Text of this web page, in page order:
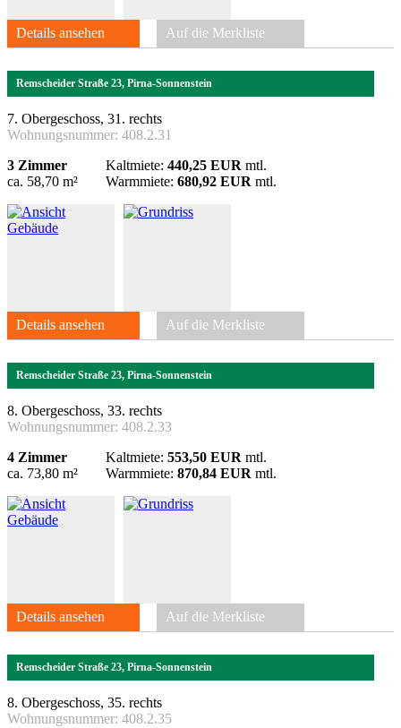
Details ansehen Auf die Merkliste
Remscheider Straße 23, Pirna-Sonnenstein
7. Obergeschoss, 31. rechts
Wohnungsnummer: 408.2.31
3 Zimmer
ca. 58,70 m²
Kaltmiete: 440,25 EUR mtl.
Warmmiete: 680,92 EUR mtl.
Details ansehen Auf die Merkliste
Remscheider Straße 23, Pirna-Sonnenstein
8. Obergeschoss, 33. rechts
Wohnungsnummer: 408.2.33
4 Zimmer
ca. 73,80 m²
Kaltmiete: 553,50 EUR mtl.
Warmmiete: 870,84 EUR mtl.
Details ansehen Auf die Merkliste
Remscheider Straße 23, Pirna-Sonnenstein
8. Obergeschoss, 35. rechts
Wohnungsnummer: 408.2.35